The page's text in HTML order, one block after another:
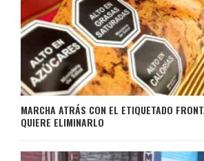
MARCHA ATRÁS CON EL ETIQUETADO
QUIERE ELIMINARLO